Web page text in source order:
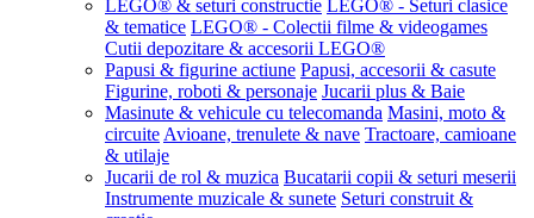
LEGO® & seturi constructie LEGO® - Seturi clasice
& tematice LEGO® - Colectii filme & videogames
Cutii depozitare & accesorii LEGO®
Papusi & figurine actiune Papusi, accesorii & casute
Figurine, roboti & personaje Jucarii plus & Baie
Masinute & vehicule cu telecomanda Masini, moto &
circuite Avioane, trenulete & nave Tractoare, camioane
& utilaje
Jucarii de rol & muzica Bucatarii copii & seturi meserii
Instrumente muzicale & sunete Seturi construit &